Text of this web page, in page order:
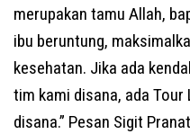
merupakan tamu Allah,
ibu beruntung,
kesehatan. Jika ada
tim kami disana, ada
disana.” Pesan Sigit